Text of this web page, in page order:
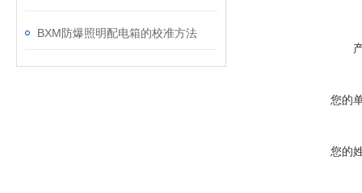
BXM防爆照明配电箱的校准方法
您的
您的